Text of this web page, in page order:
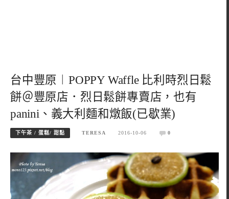
台中豐原︱POPPY Waffle 比利時烈日鬆
餅＠豐原店．烈日鬆餅專賣店，也有
panini、義大利麵和燉飯(已歇業)
下午茶 / 蛋糕/ 甜點 TERESA 2016-10-06 0